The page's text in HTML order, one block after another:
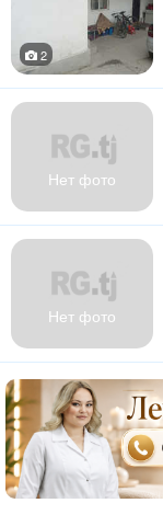
2
Нет фото
Нет фото